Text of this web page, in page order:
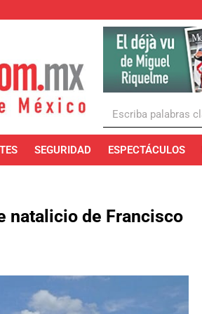
SEGURIDAD ESPECTÁCULOS
natalicio de Francisco